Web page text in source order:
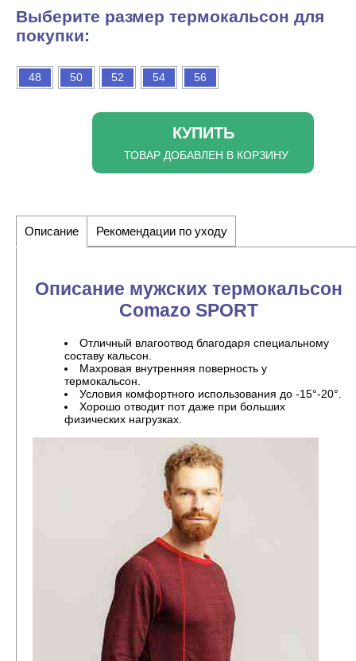
Выберите размер термокальсон для
покупки:
48 50 52 54 56
КУПИТЬ
ТОВАР ДОБАВЛЕН В КОРЗИНУ
Описание Рекомендации по уходу
Описание мужских термокальсон
Comazo SPORT
Отличный влагоотвод благодаря специальному
составу кальсон.
Махровая внутренняя поверность у
термокальсон.
Условия комфортного использования до -15°-20°.
Хорошо отводит пот даже при больших
физических нагрузках.